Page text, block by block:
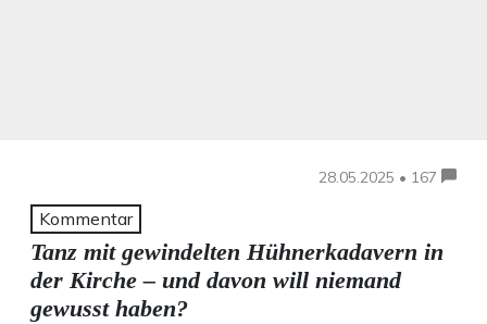
28.05.2025 • 167
Kommentar
Tanz mit gewindelten Hühnerkadavern in
der Kirche – und davon will niemand
gewusst haben?